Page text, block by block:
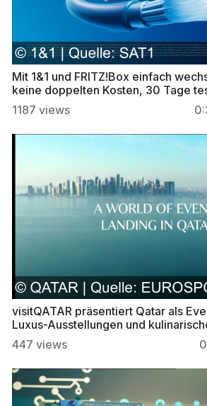
Mit 1&1 und FRITZ!Box einfach
keine doppelten Kosten, 30 Tage
1187 views
visitQATAR präsentiert Qatar als
Luxus-Ausstellungen und
447 views